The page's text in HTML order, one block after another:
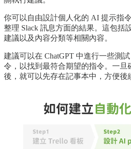
你可以自由設計個人化的 AI 提示指
整理 Slack 訊息方面的結果。這包括
建議以及內容分類等相關內容。
建議可以在 ChatGPT 中進行一些測
令，以找到最符合期望的指令。一旦
後，就可以先存在記事本中，方便後